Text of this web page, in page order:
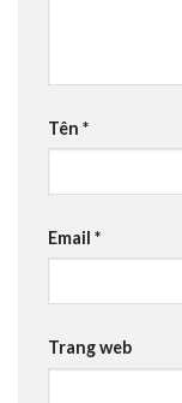
Tên *
Email *
Trang web